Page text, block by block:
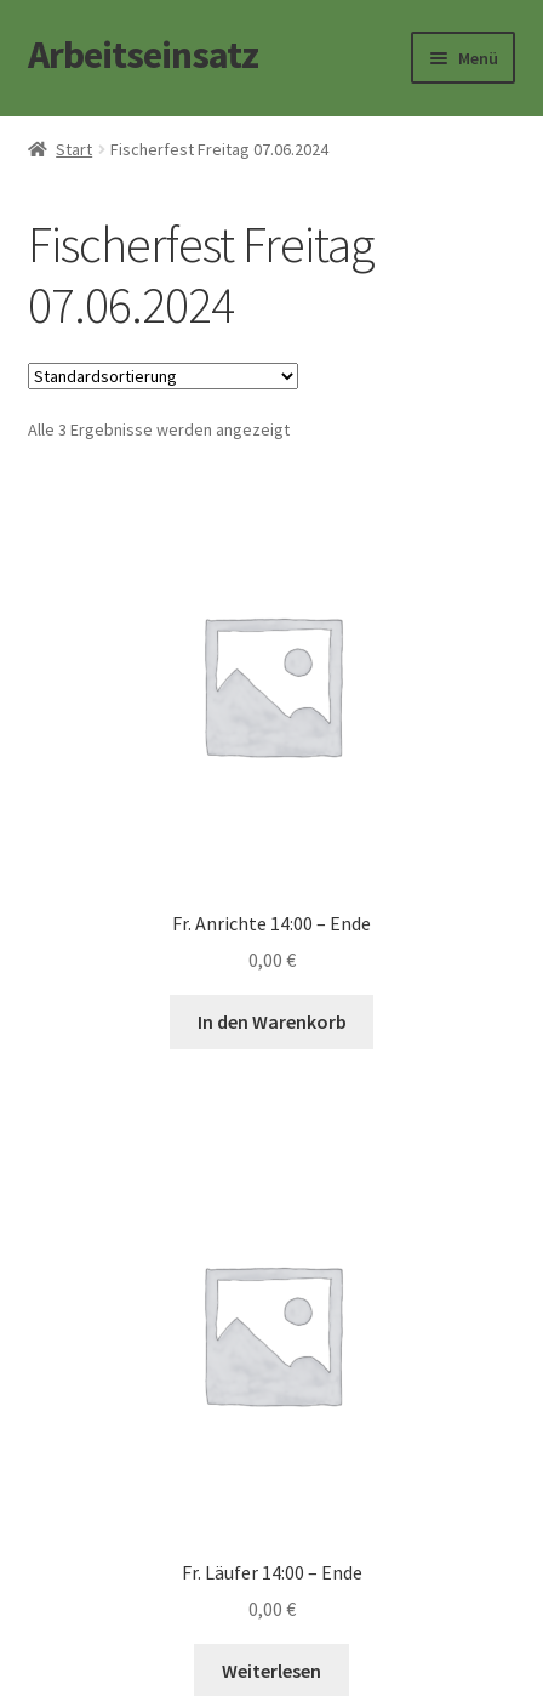
Zur
Navigation
Zum
Inhalt
Arbeitseinsatz Menü
Start
Warenkorb
Start Fischerfest Freitag 07.06.2024
Fischerfest Freitag
07.06.2024
Alle 3 Ergebnisse werden angezeigt
Fr. Anrichte 14:00 – Ende
0,00 €
In den Warenkorb
Fr. Läufer 14:00 – Ende
0,00 €
Weiterlesen